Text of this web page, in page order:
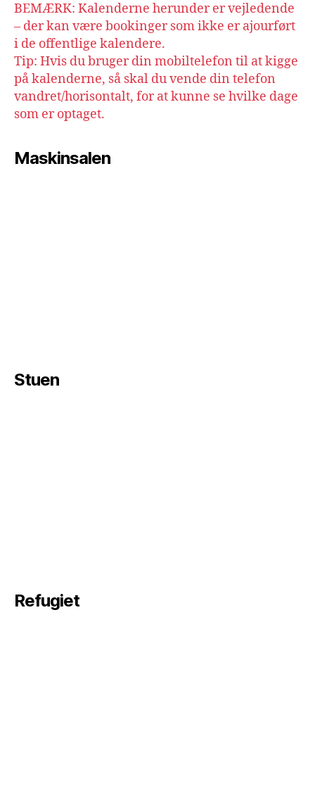
BEMÆRK: Kalenderne herunder er vejledende
– der kan være bookinger som ikke er ajourført
i de offentlige kalendere.
Tip: Hvis du bruger din mobiltelefon til at kigge
på kalenderne, så skal du vende din telefon
vandret/horisontalt, for at kunne se hvilke dage
som er optaget.
Maskinsalen
Stuen
Refugiet